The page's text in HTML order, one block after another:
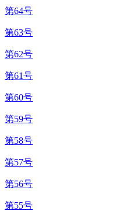
第64号
第63号
第62号
第61号
第60号
第59号
第58号
第57号
第56号
第55号